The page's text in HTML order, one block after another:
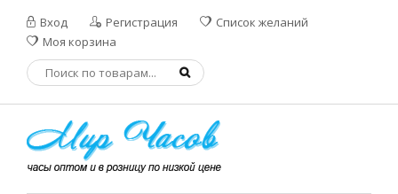
Вход Регистрация
Список желаний
Моя корзина